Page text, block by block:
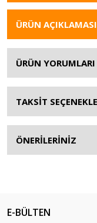
ÜRÜN AÇIKLAMASI
ÜRÜN YORUMLARI
TAKSİT
ÖNERİLERİNİZ
E-BÜLTEN